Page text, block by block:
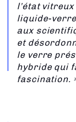
l’état
liquide-
aux
et
le verre
hybride qui
fascination.